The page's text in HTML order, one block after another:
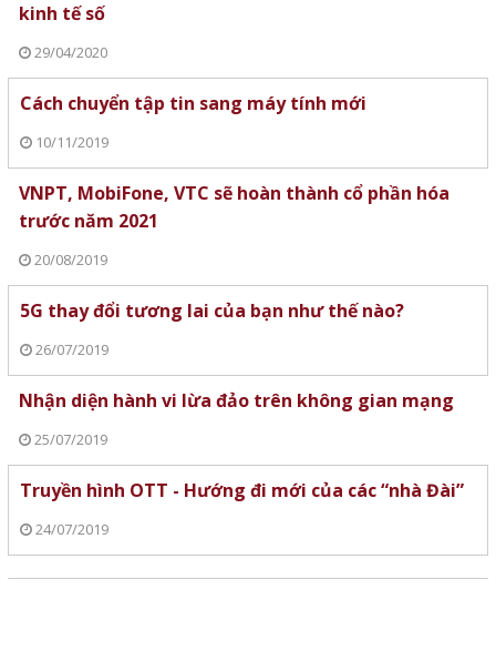
kinh tế số
29/04/2020
Cách chuyển tập tin sang máy tính mới
10/11/2019
VNPT, MobiFone, VTC sẽ hoàn thành cổ phần hóa
trước năm 2021
20/08/2019
5G thay đổi tương lai của bạn như thế nào?
26/07/2019
Nhận diện hành vi lừa đảo trên không gian mạng
25/07/2019
Truyền hình OTT - Hướng đi mới của các “nhà Đài”
24/07/2019